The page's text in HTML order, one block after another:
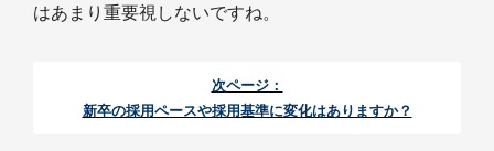
はあまり重要視しないですね。
次ページ：
新卒の採用ペースや採用基準に変化はありますか？